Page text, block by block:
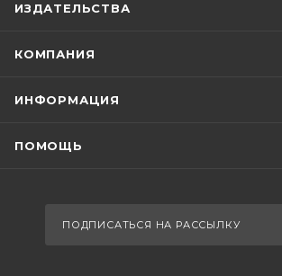
ИЗДАТЕЛЬСТВА
КОМПАНИЯ
ИНФОРМАЦИЯ
ПОМОЩЬ
ПОДПИСАТЬСЯ НА РАССЫЛКУ